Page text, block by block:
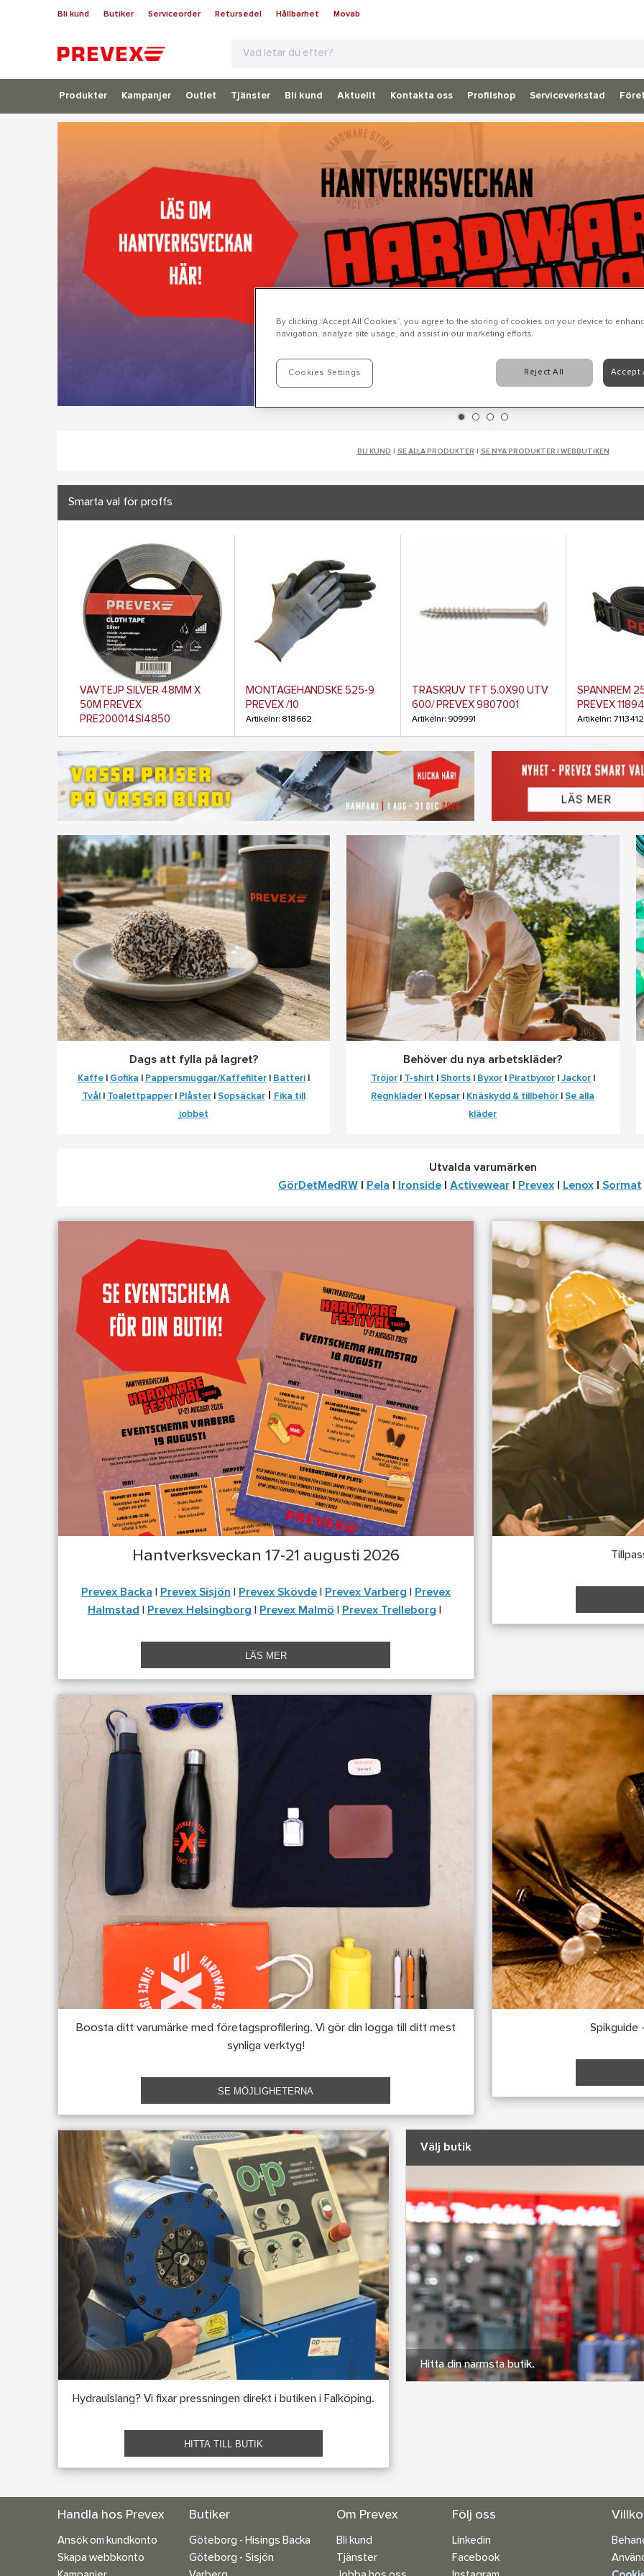
Bli kund Butiker Serviceorder Retursedel Hållbarhet Movab
Produkter Kampanjer Outlet Tjänster Bli kund Aktuellt Kontakta oss Profilshop Serviceverkstad
BLI KUND SE ALLA PRODUKTER SE NYA PRODUKTER I WEBBUTIKEN
Smarta val för proffs
VÄVTEJP SILVER 48MM X
50M PREVEX
PRE200014SI4850
MONTAGEHANDSKE 525-9
PREVEX /10
Artikelnr: 818662
TRÄSKRUV TFT 5.0X90 UTV
600/ PREVEX 9807001
Artikelnr: 909991
SPÄNNREM
PREVEX
Artikelnr:
Dags att fylla på lagret?
Kaffe| Gofika Pappersmuggar/Kaffefilter| Batteri
Tvål Toalettpapper| Plåster| Sopsäckar Fika till
jobbet
Behöver du nya arbetskläder?
Tröjor| T-shirt| Shorts| Byxor| Piratbyxor| Jackor|
Regnkläder Kepsar Knäskydd & tillbehör |Se alla
kläder
Utvalda varumärken
GörDetMedRW| Pela Ironside| Activewear| Prevex| Lenox| Sormat
Hantverksveckan 17-21 augusti 2026
Prevex Backa Prevex Sisjön Prevex Skövde| Prevex Varberg
Prevex
Halmstad
Prevex Helsingborg Prevex Malmö Prevex Trelleborg
LÄS MER
Boosta ditt varumärke med företagsprofilering. Vi gör din logga till ditt mest
synliga verktyg!
SE MÖJLIGHETERNA
Spikguide
Hydraulslang? Vi fixar pressningen direkt i butiken i Falköping.
HITTA TILL BUTIK
Välj butik
Hitta din närmsta butik.
Handla hos Prevex
Ansök om kundkonto
Skapa webbkonto
Butiker
Göteborg - Hisings Backa
Göteborg - Sisjön
Om Prevex
Bli kund
Tjänster
Följ oss
Linkedin
Facebook
By clicking “Accept All Cookies”, you agree to the storing of cookies on your device to
navigation, analyze site usage, and assist in our marketing efforts.
Cookies Settings Reject All Accept